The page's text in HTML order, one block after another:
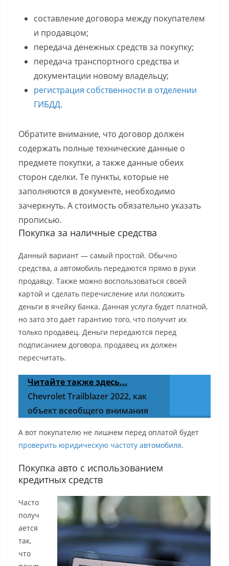
составление договора между покупателем
и продавцом;
передача денежных средств за покупку;
передача транспортного средства и
документации новому владельцу;
регистрация собственности в отделении
ГИБДД.
Обратите внимание, что договор должен
содержать полные технические данные о
предмете покупки, а также данные обеих
сторон сделки. Те пункты, которые не
заполняются в документе, необходимо
зачеркнуть. А стоимость обязательно указать
прописью.
Покупка за наличные средства
Данный вариант — самый простой. Обычно
средства, а автомобиль передаются прямо в руки
продавцу. Также можно воспользоваться своей
картой и сделать перечисление или положить
деньги в ячейку банка. Данная услуга будет платной,
но зато это даёт гарантию того, что получит их
только продавец. Деньги передаются перед
подписанием договора, продавец их должен
пересчитать.
Читайте также здесь...
Chevrolet Trailblazer 2022, как
объект всеобщего внимания
А вот покупателю не лишнем перед оплатой будет
проверить юридическую частоту автомобиля.
Покупка авто с использованием
кредитных средств
Часто
получ
ается
так,
что